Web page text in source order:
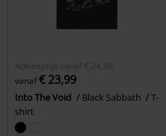
Adviesprijs vanaf € 24,99
vanaf€ 23,99
Into The Void Black Sabbath
T-
shirt